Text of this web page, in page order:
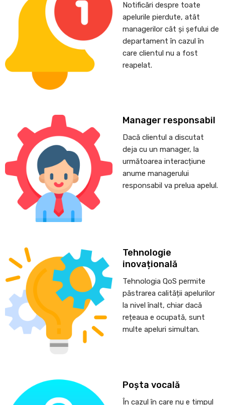
Notificări despre toate
apelurile pierdute, atât
managerilor cât și șefului de
departament în cazul în
care clientul nu a fost
reapelat.
Manager responsabil
Dacă clientul a discutat
deja cu un manager, la
următoarea interacțiune
anume managerului
responsabil va prelua apelul.
Tehnologie
inovațională
Tehnologia QoS permite
păstrarea calității apelurilor
la nivel înalt, chiar dacă
rețeaua e ocupată, sunt
multe apeluri simultan.
Poșta vocală
În cazul în care nu e timpul